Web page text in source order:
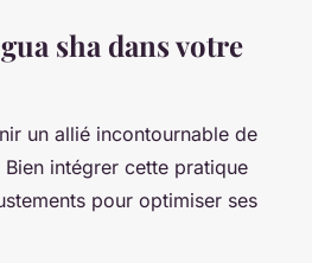
sha dans votre
un allié incontournable de
Bien intégrer cette pratique
pour optimiser ses